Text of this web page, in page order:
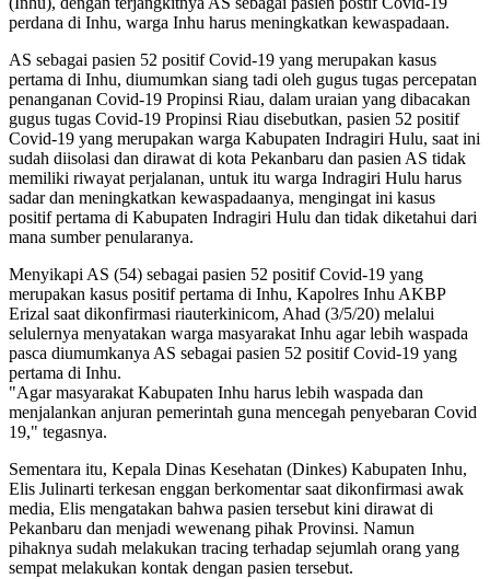
perdana di Inhu, warga Inhu harus meningkatkan kewaspadaan.
AS sebagai pasien 52 positif Covid-19 yang merupakan kasus
pertama di Inhu, diumumkan siang tadi oleh gugus tugas percepatan
penanganan Covid-19 Propinsi Riau, dalam uraian yang dibacakan
gugus tugas Covid-19 Propinsi Riau disebutkan, pasien 52 positif
Covid-19 yang merupakan warga Kabupaten Indragiri Hulu, saat ini
sudah diisolasi dan dirawat di kota Pekanbaru dan pasien AS tidak
memiliki riwayat perjalanan, untuk itu warga Indragiri Hulu harus
sadar dan meningkatkan kewaspadaanya, mengingat ini kasus
positif pertama di Kabupaten Indragiri Hulu dan tidak diketahui dari
mana sumber penularanya.
Menyikapi AS (54) sebagai pasien 52 positif Covid-19 yang
merupakan kasus positif pertama di Inhu, Kapolres Inhu AKBP
Erizal saat dikonfirmasi riauterkinicom, Ahad (3/5/20) melalui
selulernya menyatakan warga masyarakat Inhu agar lebih waspada
pasca diumumkanya AS sebagai pasien 52 positif Covid-19 yang
pertama di Inhu.
"Agar masyarakat Kabupaten Inhu harus lebih waspada dan
menjalankan anjuran pemerintah guna mencegah penyebaran Covid
19," tegasnya.
Sementara itu, Kepala Dinas Kesehatan (Dinkes) Kabupaten Inhu,
Elis Julinarti terkesan enggan berkomentar saat dikonfirmasi awak
media, Elis mengatakan bahwa pasien tersebut kini dirawat di
Pekanbaru dan menjadi wewenang pihak Provinsi. Namun
pihaknya sudah melakukan tracing terhadap sejumlah orang yang
sempat melakukan kontak dengan pasien tersebut.